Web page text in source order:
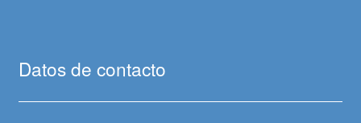
Datos de contacto